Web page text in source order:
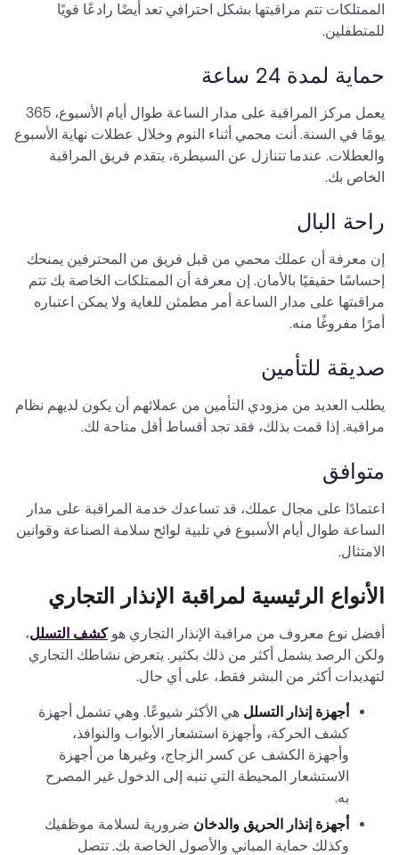
الممتلكات تتم مراقبتها بشكل احترافي تعد أيضًا رادعًا قويًا
للمتطفلين.
حماية لمدة 24 ساعة
يعمل مركز المراقبة على مدار الساعة طوال أيام الأسبوع، 365
يومًا في السنة. أنت محمي أثناء النوم وخلال عطلات نهاية الأسبوع
والعطلات. عندما تتنازل عن السيطرة، يتقدم فريق المراقبة
الخاص بك.
راحة البال
إن معرفة أن عملك محمي من قبل فريق من المحترفين يمنحك
إحساسًا حقيقيًا بالأمان. إن معرفة أن الممتلكات الخاصة بك تتم
مراقبتها على مدار الساعة أمر مطمئن للغاية ولا يمكن اعتباره
أمرًا مفروغًا منه.
صديقة للتأمين
يطلب العديد من مزودي التأمين من عملائهم أن يكون لديهم نظام
مراقبة. إذا قمت بذلك، فقد تجد أقساط أقل متاحة لك.
متوافق
اعتمادًا على مجال عملك، قد تساعدك خدمة المراقبة على مدار
الساعة طوال أيام الأسبوع في تلبية لوائح سلامة الصناعة وقوانين
الامتثال.
الأنواع الرئيسية لمراقبة الإنذار التجاري
أفضل نوع معروف من مراقبة الإنذار التجاري هوكشف التسلل،
ولكن الرصد يشمل أكثر من ذلك بكثير. يتعرض نشاطك التجاري
لتهديدات أكثر من البشر فقط، على أي حال.
أجهزة إنذار التسلل هي الأكثر شيوعًا. وهي تشمل أجهزة
كشف الحركة، وأجهزة استشعار الأبواب والنوافذ،
وأجهزة الكشف عن كسر الزجاج، وغيرها من أجهزة
الاستشعار المحيطة التي تنبه إلى الدخول غير المصرح
به.
أجهزة إنذار الحريق والدخان ضرورية لسلامة موظفيك
وكذلك حماية المباني والأصول الخاصة بك. تتصل